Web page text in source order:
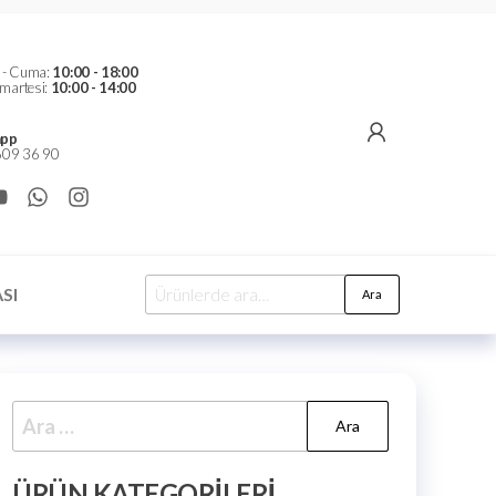
- Cuma: 10:00 - 18:00
10:00 - 14:00
36 90
Ara